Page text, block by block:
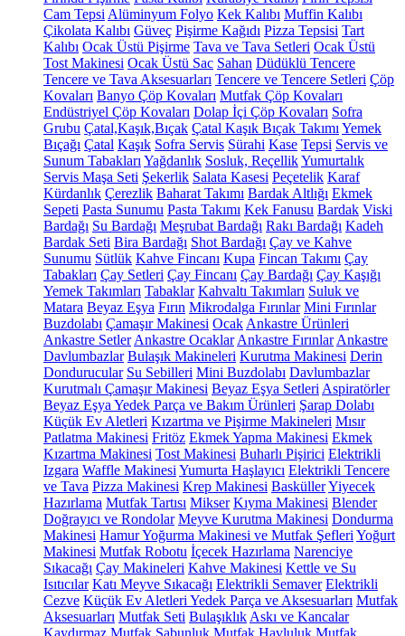
Cam Tepsi Alüminyum Folyo Kek Kalıbı Muffin Kalıbı
Çikolata Kalıbı Güveç Pişirme Kağıdı Pizza Tepsisi Tart
Kalıbı Ocak Üstü Pişirme Tava ve Tava Setleri Ocak Üstü
Tost Makinesi Ocak Üstü Sac Sahan Düdüklü Tencere
Tencere ve Tava Aksesuarları Tencere ve Tencere Setleri Çöp
Kovaları Banyo Çöp Kovaları Mutfak Çöp Kovaları
Endüstriyel Çöp Kovaları Dolap İçi Çöp Kovaları Sofra
Grubu Çatal,Kaşık,Bıçak Çatal Kaşık Bıçak Takımı Yemek
Bıçağı Çatal Kaşık Sofra Servis Sürahi Kase Tepsi Servis ve
Sunum Tabakları Yağdanlık Sosluk, ReçellikYumurtalık
Servis Maşa Seti Şekerlik Salata Kasesi Peçetelik Karaf
Kürdanlık Çerezlik Baharat Takımı Bardak Altlığı Ekmek
Sepeti Pasta Sunumu Pasta Takımı Kek Fanusu Bardak Viski
Bardağı Su Bardağı Meşrubat Bardağı Rakı Bardağı Kadeh
Bardak Seti Bira Bardağı Shot Bardağı Çay ve Kahve
Sunumu Sütlük Kahve Fincanı Kupa Fincan Takımı Çay
Tabakları Çay Setleri Çay Fincanı Çay Bardağı Çay Kaşığı
Yemek Takımları Tabaklar Kahvaltı Takımları Suluk ve
Matara Beyaz Eşya Fırın Mikrodalga Fırınlar Mini Fırınlar
Buzdolabı Çamaşır Makinesi Ocak Ankastre Ürünleri
Ankastre Setler Ankastre Ocaklar Ankastre Fırınlar Ankastre
Davlumbazlar Bulaşık Makineleri Kurutma Makinesi Derin
Dondurucular Su Sebilleri Mini Buzdolabı Davlumbazlar
Kurutmalı Çamaşır Makinesi Beyaz Eşya Setleri Aspiratörler
Beyaz Eşya Yedek Parça ve Bakım Ürünleri Şarap Dolabı
Küçük Ev Aletleri Kızartma ve Pişirme Makineleri Mısır
Patlatma Makinesi Fritöz Ekmek Yapma Makinesi Ekmek
Kızartma Makinesi Tost Makinesi Buharlı Pişirici Elektrikli
Izgara Waffle Makinesi Yumurta Haşlayıcı Elektrikli Tencere
ve Tava Pizza Makinesi Krep Makinesi BasküllerYiyecek
Hazırlama Mutfak Tartısı Mikser Kıyma Makinesi Blender
Doğrayıcı ve Rondolar Meyve Kurutma Makinesi Dondurma
Makinesi Hamur Yoğurma Makinesi ve Mutfak Şefleri Yoğurt
Makinesi Mutfak Robotu İçecek Hazırlama Narenciye
Sıkacağı Çay Makineleri Kahve Makinesi Kettle ve Su
Isıtıcılar Katı Meyve Sıkacağı Elektrikli Semaver Elektrikli
Cezve Küçük Ev Aletleri Yedek Parça ve Aksesuarları Mutfak
Aksesuarları Mutfak Seti Bulaşıklık Askı ve Kancalar
Kaydırmaz Mutfak Sabunluk Mutfak Havluluk Mutfak